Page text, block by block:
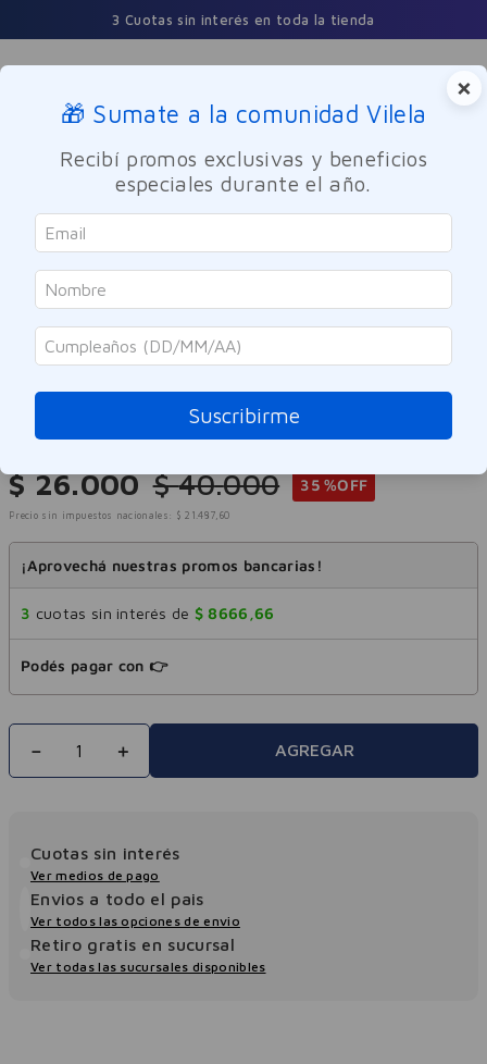
3 Cuotas sin interés en toda la tienda
Buscar
Nutricion y Deporte Suplemento Deportivo
ENA
Creatina Monohidrato Micronizada
Naranja ENA 342gr
Referencia:9963556
$ 26.000 $ 40.000 35 %OFF
Precio sin impuestos nacionales: $ 21 .487, 60
¡Aprovechá nuestras promos bancarias!
3 cuotas sin interés de $ 8666 ,66
Podés pagar con 👉
＋
－ AGREGAR
Cuotas sin interés
Ver medios de pago
Envios a todo el pais
Ver todos las opciones de envio
Retiro gratis en sucursal
Ver todas las sucursales disponibles
×
🎁 Sumate a la comunidad Vilela
Recibí promos exclusivas y beneficios
especiales durante el año.
Suscribirme